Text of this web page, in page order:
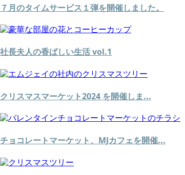
７月のタイムサービス１弾を開催しました。
社長夫人の香ばしい生活 vol.1
クリスマスマーケット2024 を開催しま...
チョコレートマーケット、MJカフェを開催...